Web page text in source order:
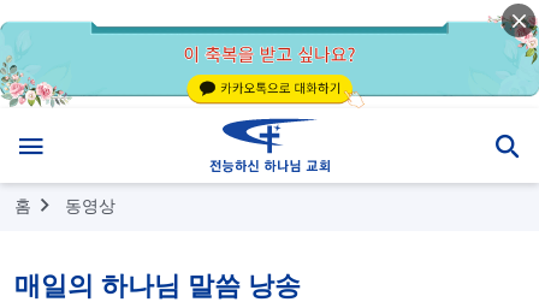
홈 동영상
매일의 하나님 말씀 낭송